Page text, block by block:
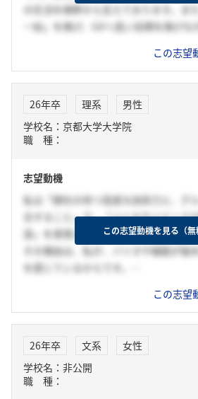
の生活を根幹から支えております。
一如」を掲げ、GXへ高い目標を掲げな
きる点に魅力を感じました。2つ目は
したが、私の質問に笑顔で的確に答え
生であるにも関わらず、真摯に対応し
うな御社の社員の方の人を大切にする
この志望
26年卒 理系
男性
学校名：京都大学大学院
職 種：
志望動機
私は「御社の持つ高度な技術力と、グ
合すること」で、「バイオサイエンス
造」を実現したいと考えております。
その理由は、私が、バイオや細胞が秘
を感じているからです。
応用することで、人々の健康や生活の
マ、S-RACMO、ラクセラといったグル
加え、総合化学メーカーとしての幅広
わせることで、他にはない研究・開発
この志望動機を見る（無
この志望
26年卒 文系
女性
学校名：非公開
職 種：